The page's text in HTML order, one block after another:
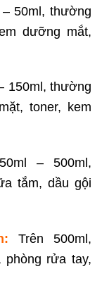
– 50ml, thường
dưỡng mắt,
150ml, thường
toner, kem
– 500ml,
tắm, dầu gội
Trên 500ml,
rửa tay,